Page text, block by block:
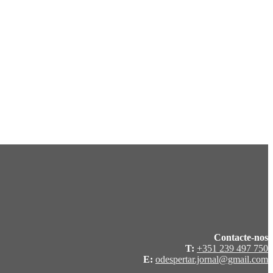
Contacte-nos
T: +351 239 497 750
E: odespertar.jornal@gmail.com